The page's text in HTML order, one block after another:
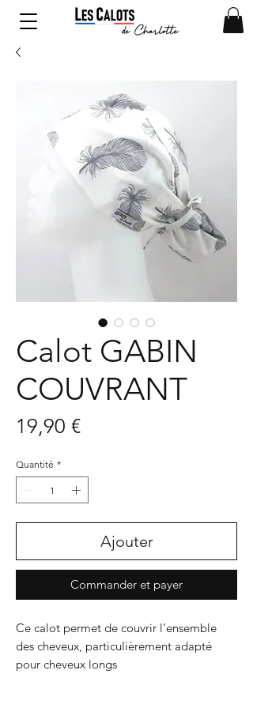
Calot GABIN
COUVRANT
19,90 €Prix
Quantité *
Ajouter
Commander et payer
Ce calot permet de couvrir l’ensemble
des cheveux, particulièrement adapté
pour cheveux longs